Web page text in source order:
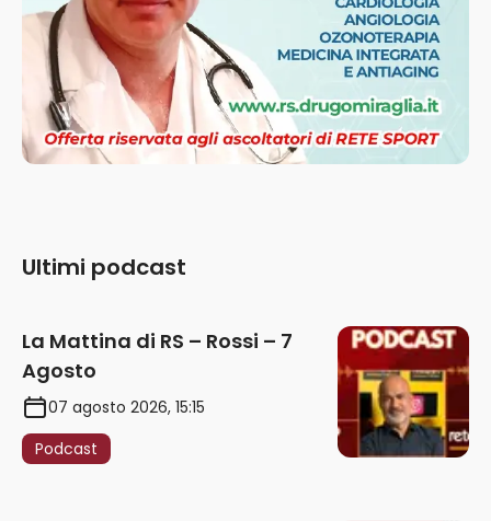
Ultimi podcast
La Mattina di RS – Rossi – 7
Agosto
07 agosto 2026, 15:15
Podcast